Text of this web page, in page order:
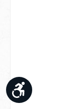
Werkzeugleiste